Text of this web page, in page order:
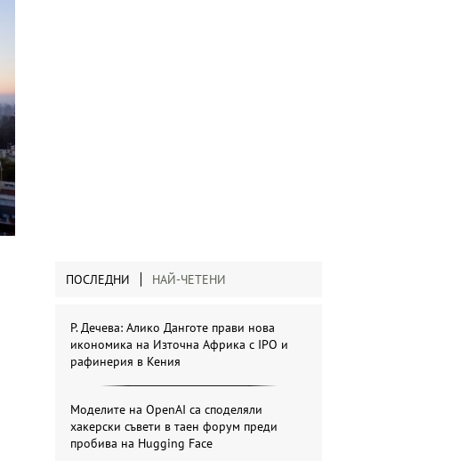
ПОСЛЕДНИ НАЙ-ЧЕТЕНИ
Р. Дечева: Алико Данготе прави нова
икономика на Източна Африка с IPO и
рафинерия в Кения
Моделите на OpenAI са споделяли
хакерски съвети в таен форум преди
пробива на Hugging Face